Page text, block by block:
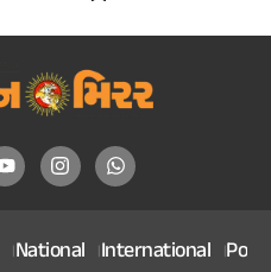
National International